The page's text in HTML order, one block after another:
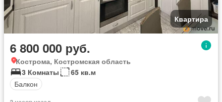
Квартира
6 800 000 руб.
Кострома, Костромская область
3 Комнаты
65 кв.м
Балкон